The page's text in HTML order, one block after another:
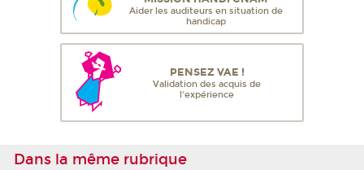
Aider les auditeurs en situation de
handicap
PENSEZ VAE !
Validation des acquis de
l'expérience
Dans la même rubrique